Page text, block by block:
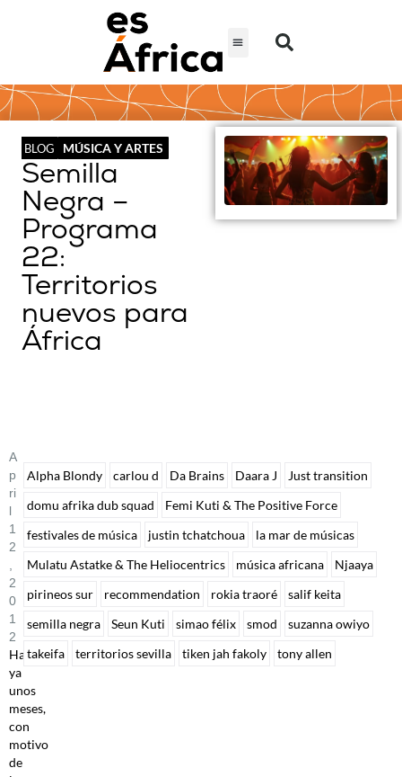
BLOG MÚSICA Y ARTES
Semilla
Negra –
Programa
22:
Territorios
nuevos para
África
A
P
Ri
L
1
2
2
0
1
2
Hace
ya
unos
meses,
con
motivo
de
Alpha Blondy carlou d Da Brains Daara J
Just transition
domu afrika dub squad
Femi Kuti & The Positive Force
festivales de música
justin tchatchoua
la mar de músicas
Mulatu Astatke & The Heliocentrics
música africana
Njaaya
pirineos sur
recommendation rokia traoré
salif keita
semilla negra
Seun Kuti simao félix smod
suzanna owiyo
takeifa
territorios sevilla tiken jah fakoly tony allen